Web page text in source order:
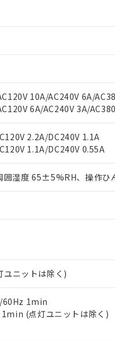
10A/AC240V 6A/
6A/AC240V 3A/
2.2A/DC240V 1.1A
1.1A/DC240V 0.55A
湿度 65±5%RH、操作ひ
ユニットは除く)
60Hz 1min
(点灯ユニットは除く)
準価格はお客様のお取引先
さい。
や当社販売拠点は「販売ネ
結果を当社の事前の承諾な
スト作成サービス）をご利
スに関するお客様との取引
臭化ビフェニル類(PBB)
御機器に対する適用除外項目は除
閾値を超える意図的な使用がない
より、予定月が前後する
ード
含有証明書
準）
有を証明するもので、過
ステル類４物質の対応で
日を記載しておりました。
切替を完了していること
中国RoHSの基準値を超え
部門へお問い合わせくださ
、 Cd(カドミウム) : 100ppm、
DIBP(フタル酸ジイソブチル) :
すべてが基準値以下である
いて有害物質が外部に漏
部門へお問い合わせくださ
の提供する場合は、日本国
せん。
者に販売する場合は、上記
び販売に係わる関係者が違
が在庫あり
状況については、お客様
売員にご確認ください)
在庫状況の情報を公開して